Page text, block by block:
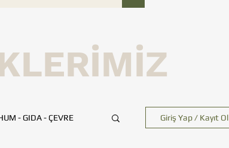
- GIDA - ÇEVRE Giriş Yap / Kayıt Ol